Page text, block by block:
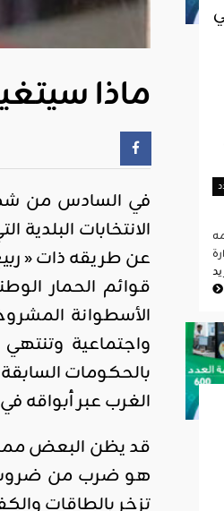
ماذا
في السادس من
الانتخابات
عن طريقه ذات «
قوائم الحمار
الأسطوانة
واجتماعية
بالحكومات
الغرب عبر أبواقه
قد يظن البعض ممن
هو ضرب من ضروب
تزخر بالطاقات